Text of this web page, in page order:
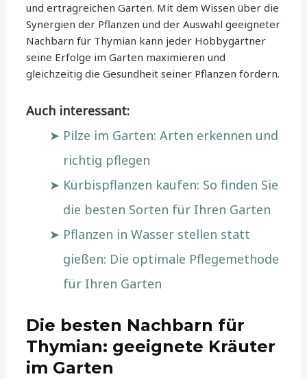
und ertragreichen Garten. Mit dem Wissen über die
Synergien der Pflanzen und der Auswahl geeigneter
Nachbarn für Thymian kann jeder Hobbygärtner
seine Erfolge im Garten maximieren und
gleichzeitig die Gesundheit seiner Pflanzen fördern.
Auch interessant:
Pilze im Garten: Arten erkennen und
richtig pflegen
Kürbispflanzen kaufen: So finden Sie
die besten Sorten für Ihren Garten
Pflanzen in Wasser stellen statt
gießen: Die optimale Pflegemethode
für Ihren Garten
Die besten Nachbarn für
Thymian: geeignete Kräuter
im Garten